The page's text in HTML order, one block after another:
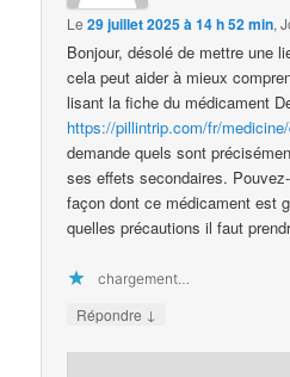
Le29 juillet 2025 à 14 h 52 min,
Bonjour, désolé de mettre une
cela peut aider à mieux
lisant la fiche du médicament
https://pillintrip.com/fr/
demande quels sont
ses effets secondaires.
façon dont ce médicament est
quelles précautions il faut
chargement…
Répondre ↓